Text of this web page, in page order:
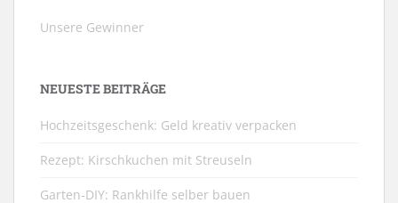
Unsere Gewinner
NEUESTE BEITRÄGE
Hochzeitsgeschenk: Geld kreativ verpacken
Rezept: Kirschkuchen mit Streuseln
Garten-DIY: Rankhilfe selber bauen